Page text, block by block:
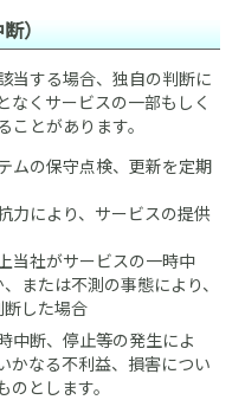
）
当する場合、独自の判断に
なくサービスの一部もしく
とがあります。
ムの保守点検、更新を定期
力により、サービスの提供
当社がサービスの一時中
または不測の事態により、
した場合
中断、停止等の発生によ
かなる不利益、損害につい
とします。